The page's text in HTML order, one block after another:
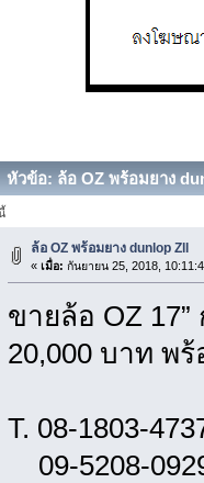
หัวข้อ: ล้อ OZ พร้อมยาง
ล้อ OZ พร้อมยาง dunlop Zll
« เมื่อ: กันยายน 25, 2018,
ขายล้อ OZ 17”
20,000 บาท พ
T. 08-1803-
09-5208-